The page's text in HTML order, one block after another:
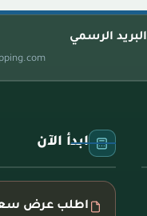
البريد الرسمي
ابدأ الآن
اطلب عرض